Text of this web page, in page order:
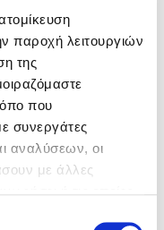
παροχή λειτουργιών
της
που
συνεργάτες
αναλύσεων, οι
με άλλες